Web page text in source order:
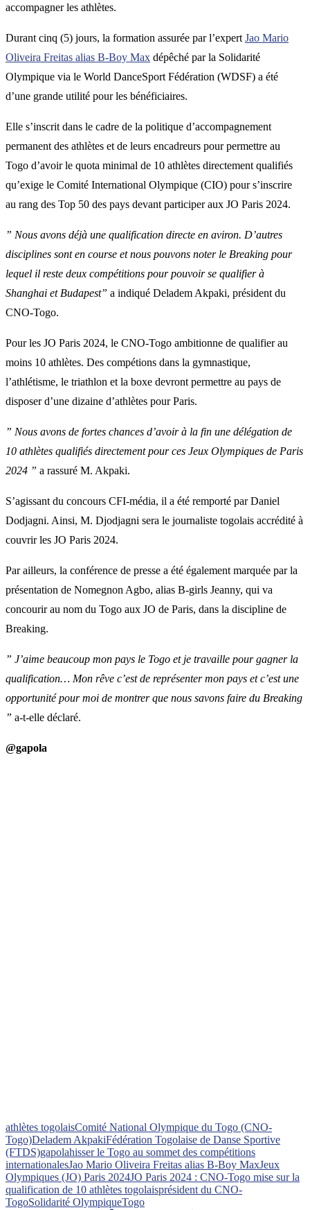
accompagner les athlètes.
Durant cinq (5) jours, la formation assurée par l’expert Jao Mario
Oliveira Freitas alias B-Boy Max dépêché par la Solidarité
Olympique via le World DanceSport Fédération (WDSF) a été
d’une grande utilité pour les bénéficiaires.
Elle s’inscrit dans le cadre de la politique d’accompagnement
permanent des athlètes et de leurs encadreurs pour permettre au
Togo d’avoir le quota minimal de 10 athlètes directement qualifiés
qu’exige le Comité International Olympique (CIO) pour s’inscrire
au rang des Top 50 des pays devant participer aux JO Paris 2024.
” Nous avons déjà une qualification directe en aviron. D’autres
disciplines sont en course et nous pouvons noter le Breaking pour
lequel il reste deux compétitions pour pouvoir se qualifier à
Shanghai et Budapest” a indiqué Deladem Akpaki, président du
CNO-Togo.
Pour les JO Paris 2024, le CNO-Togo ambitionne de qualifier au
moins 10 athlètes. Des compétions dans la gymnastique,
l’athlétisme, le triathlon et la boxe devront permettre au pays de
disposer d’une dizaine d’athlètes pour Paris.
” Nous avons de fortes chances d’avoir à la fin une délégation de
10 athlètes qualifiés directement pour ces Jeux Olympiques de Paris
2024 ” a rassuré M. Akpaki.
S’agissant du concours CFI-média, il a été remporté par Daniel
Dodjagni. Ainsi, M. Djodjagni sera le journaliste togolais accrédité à
couvrir les JO Paris 2024.
Par ailleurs, la conférence de presse a été également marquée par la
présentation de Nomegnon Agbo, alias B-girls Jeanny, qui va
concourir au nom du Togo aux JO de Paris, dans la discipline de
Breaking.
” J’aime beaucoup mon pays le Togo et je travaille pour gagner la
qualification… Mon rêve c’est de représenter mon pays et c’est une
opportunité pour moi de montrer que nous savons faire du Breaking
” a-t-elle déclaré.
@gapola
athlètes togolaisComité National Olympique du Togo (CNO-
Togo)Deladem AkpakiFédération Togolaise de Danse Sportive
(FTDS)gapolahisser le Togo au sommet des compétitions
internationalesJao Mario Oliveira Freitas alias B-Boy MaxJeux
Olympiques (JO) Paris 2024JO Paris 2024 : CNO-Togo mise sur la
qualification de 10 athlètes togolaisprésident du CNO-
TogoSolidarité OlympiqueTogo